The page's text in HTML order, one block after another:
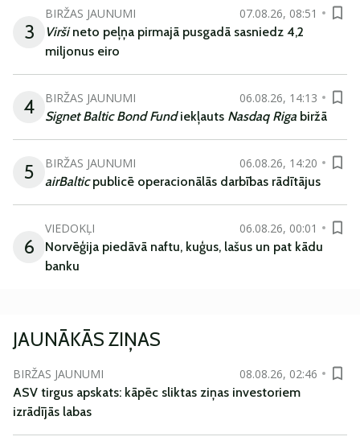
3
BIRŽAS JAUNUMI
07.08.26, 08:51
Viršineto peļņa pirmajā pusgadā sasniedz 4,2
miljonus eiro
4 BIRŽAS JAUNUMI
06.08.26, 14:13
Signet Baltic Bond Fundiekļauts Nasdaq Riga biržā
5 BIRŽAS JAUNUMI
06.08.26, 14:20
airBalticpublicē operacionālās darbības rādītājus
6
VIEDOKĻI
06.08.26, 00:01
Norvēģija piedāvā naftu, kuģus, lašus un pat kādu
banku
JAUNĀKĀS ZIŅAS
BIRŽAS JAUNUMI
08.08.26, 02:46
ASV tirgus apskats: kāpēc sliktas ziņas investoriem
izrādījās labas